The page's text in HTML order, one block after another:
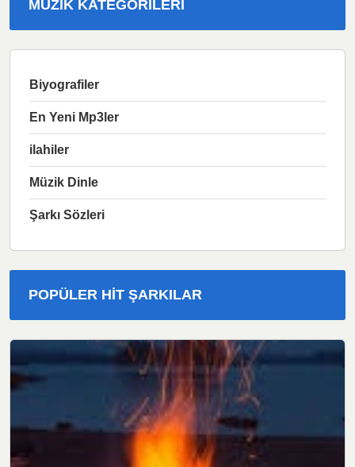
MÜZIK KATEGORILERI
Biyografiler
En Yeni Mp3ler
ilahiler
Müzik Dinle
Şarkı Sözleri
POPÜLER HIT ŞARKILAR